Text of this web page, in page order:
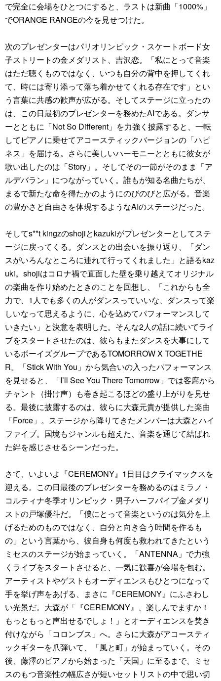
で完全に会場をひとつにすると、ラストは新曲「1000%」
でORANGE RANGEの今を見せつけた。
次のプレゼンターはパリオリンピック・スケートボード女
子ストリートの金メダリスト、吉沢恋。「私にとって音楽
はただ聴くものではなく、いつも自分の背中を押してくれ
て、時には寄り添って落ち着かせてくれる存在です」とい
う言葉に共感の歓声が広がる。そしてステージに立ったの
は、この日最初のプレゼンターを務めたAIである。ダンサ
ーとともに「Not So Different」を力強く披露すると、一転
してピアノに乗せてアコースティックバージョンの「ハピ
ネス」を届ける。さらに美しいハーモニーとともに彼女が
歌い出したのは「Story」。そしてその一節がそのまま「ア
ルデバラン」につながっていく。誰もが知る名曲たちが、
まるで新たな命を得たかのようにのびのびと広がる。音楽
の豊かさと自由さを体現するようなAIのステージだった。
そしてs**t kingzのshojiとkazukiがプレゼンターとしてステ
ージに戻ってくる。ダンスとの出会いを振り返り、「ダン
スがいろんなところに連れて行ってくれました」と語るkaz
uki。shojiはコロナ禍で直面した壁を乗り越えてオリジナル
の楽曲を作り始めたときのことを回想し、「これからも全
力で、1人でも多くの人がダンスっていいな、ダンスって楽
しいなって思えるように、心を込めてパフォーマンスして
いきたい」と決意を表明した。そんな2人の話に続いてライ
ブをスタートさせたのは、彼らもまたダンスを大事にして
いるボーイズグループであるTOMORROW X TOGETHE
R。「Stick With You」から気合いの入ったパフォーマンス
を見せると、「I’ll See You There Tomorrow」では客席から
チャント（掛け声）も巻き起こるほどの盛り上がりを見せ
る。最後に披露するのは、彼らに大森元貴が提供した楽曲
「Force」。ステージから降りてきたメンバーは大森とハイ
ファイブ。国境もジャンルも超えた、音楽を通じて結ばれ
た絆を感じさせるシーンだった。
さて、いよいよ『CEREMONY』1日目はクライマックスを
迎える。この日最後のプレゼンターを務めるのはミラノ・
コルティナ冬季オリンピック・男子ハーフパイプ金メダリ
ストの戸塚優斗だ。「僕にとって音楽というのは気分を上
げるためのものではなく、自分と向き合う時間を作るも
の」という言葉から、彼自身も何度も救われてきたという
ミセスのステージが始まっていく。「ANTENNA」で力強
くライブをスタートさせると、一気に歓喜が会場を包む。
アーティストやゲストもオーディエンスもひとつになって
手を挙げ声をあげる、まさに『CEREMONY』にふさわし
い光景だ。大森が「『CEREMONY』、楽しんでますか！
もっともっと声出せるでしょ！」とオーディエンスを焚き
付けながら「コロンブス」へ。さらに大森がアコースティ
ックギターを爪弾いて、「風と町」が始まっていく。その
後、藤澤のピアノから始まった「天国」に至るまで、ミセ
スのもつ音楽性の幅広さが短いセットリストの中で思い切